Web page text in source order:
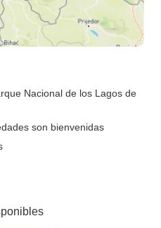
Nacional de los Lagos de
son bienvenidas